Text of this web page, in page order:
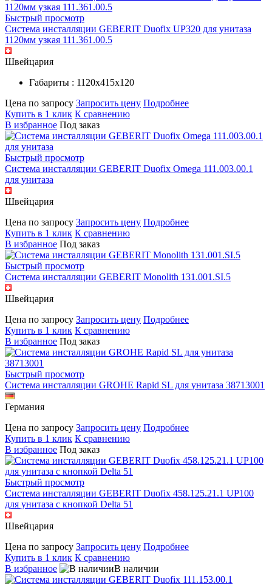
Быстрый просмотр
Система инсталляции GEBERIT Duofix UP320 для унитаза
1120мм узкая 111.361.00.5
Швейцария
Габариты : 1120х415х120
Цена по запросу Запросить цену Подробнее
Купить в 1 клик К сравнению
В избранное Под заказ
Быстрый просмотр
Система инсталляции GEBERIT Duofix Omega 111.003.00.1
для унитаза
Швейцария
Цена по запросу Запросить цену Подробнее
Купить в 1 клик К сравнению
В избранное Под заказ
Быстрый просмотр
Система инсталляции GEBERIT Monolith 131.001.SI.5
Швейцария
Цена по запросу Запросить цену Подробнее
Купить в 1 клик К сравнению
В избранное Под заказ
Быстрый просмотр
Система инсталляции GROHE Rapid SL для унитаза 38713001
Германия
Цена по запросу Запросить цену Подробнее
Купить в 1 клик К сравнению
В избранное Под заказ
Быстрый просмотр
Система инсталляции GEBERIT Duofix 458.125.21.1 UP100
для унитаза с кнопкой Delta 51
Швейцария
Цена по запросу Запросить цену Подробнее
Купить в 1 клик К сравнению
В избранное
В наличии